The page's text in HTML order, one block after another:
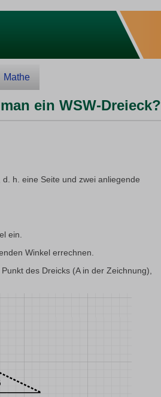
Mathe
ein WSW-Dreieck?
h. eine Seite und zwei anliegende
ein.
Winkel errechnen.
des Dreicks (A in der Zeichnung),